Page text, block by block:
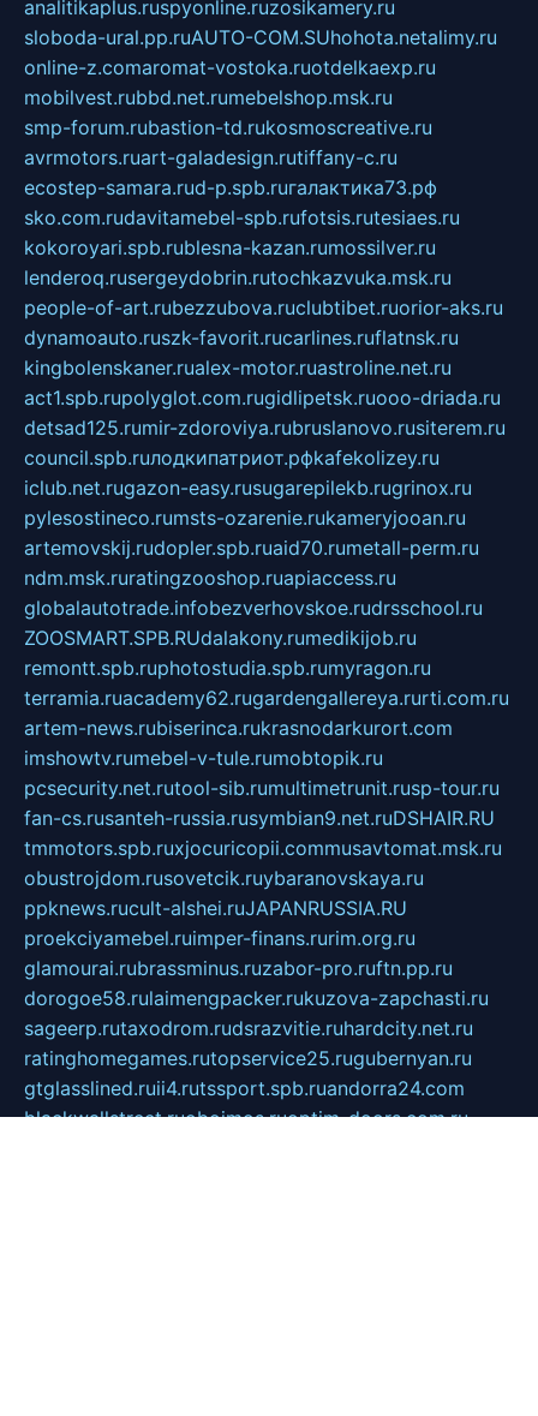
analitikaplus.ruspyonline.ruzosikamery.ru
sloboda-ural.pp.ruAUTO-COM.SUhohota.netalimy.ru
online-z.comaromat-vostoka.ruotdelkaexp.ru
mobilvest.rubbd.net.rumebelshop.msk.ru
smp-forum.rubastion-td.rukosmoscreative.ru
avrmotors.ruart-galadesign.rutiffany-c.ru
ecostep-samara.rud-p.spb.ruгалактика73.рф
sko.com.rudavitamebel-spb.rufotsis.rutesiaes.ru
kokoroyari.spb.rublesna-kazan.rumossilver.ru
lenderoq.rusergeydobrin.rutochkazvuka.msk.ru
people-of-art.rubezzubova.ruclubtibet.ruorior-aks.ru
dynamoauto.ruszk-favorit.rucarlines.ruflatnsk.ru
kingbolenskaner.rualex-motor.ruastroline.net.ru
act1.spb.rupolyglot.com.rugidlipetsk.ruooo-driada.ru
detsad125.rumir-zdoroviya.rubruslanovo.rusiterem.ru
council.spb.ruлодкипатриот.рфkafekolizey.ru
iclub.net.rugazon-easy.rusugarepilekb.rugrinox.ru
pylesostineco.rumsts-ozarenie.rukameryjooan.ru
artemovskij.rudopler.spb.ruaid70.rumetall-perm.ru
ndm.msk.ruratingzooshop.ruapiaccess.ru
globalautotrade.infobezverhovskoe.rudrsschool.ru
ZOOSMART.SPB.RUdalakony.rumedikijob.ru
remontt.spb.ruphotostudia.spb.rumyragon.ru
terramia.ruacademy62.rugardengallereya.rurti.com.ru
artem-news.rubiserinca.rukrasnodarkurort.com
imshowtv.rumebel-v-tule.rumobtopik.ru
pcsecurity.net.rutool-sib.rumultimetrunit.rusp-tour.ru
fan-cs.rusanteh-russia.rusymbian9.net.ruDSHAIR.RU
tmmotors.spb.ruxjocuricopii.commusavtomat.msk.ru
obustrojdom.rusovetcik.ruybaranovskaya.ru
ppknews.rucult-alshei.ruJAPANRUSSIA.RU
proekciyamebel.ruimper-finans.rurim.org.ru
glamourai.rubrassminus.ruzabor-pro.ruftn.pp.ru
dorogoe58.rulaimengpacker.rukuzova-zapchasti.ru
sageerp.rutaxodrom.rudsrazvitie.ruhardcity.net.ru
ratinghomegames.rutopservice25.rugubernyan.ru
gtglasslined.ruii4.rutssport.spb.ruandorra24.com
blackwallstreet.ruoboimos.ruoptim-doors.com.ru